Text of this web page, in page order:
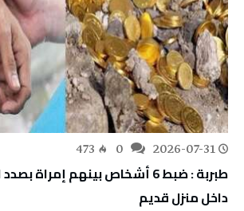
2026-07-31
473
طبربة : ضبط 6 أشخاص بينهم إمراة
داخل منزل قديم